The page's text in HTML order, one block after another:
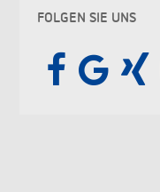
FOLGEN SIE UNS
  